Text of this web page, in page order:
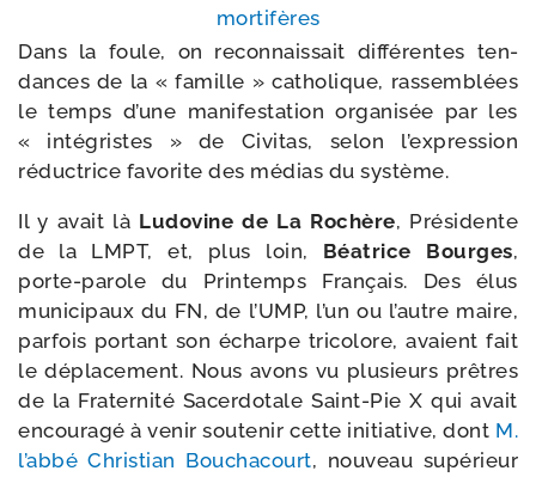
mortifères
Dans la foule, on recon­nais­sait dif­fé­rentes ten­
dances de la « famille » catho­lique, ras­sem­blées
le temps d’une mani­fes­ta­tion orga­ni­sée par les
« inté­gristes » de Civitas, selon l’expression
réduc­trice favo­rite des médias du système.
Il y avait là Ludovine de La Rochère, Présidente
de la LMPT, et, plus loin, Béatrice Bourges,
porte-​parole du Printemps Français. Des élus
muni­ci­paux du FN, de l’UMP, l’un ou l’autre maire,
par­fois por­tant son écharpe tri­co­lore, avaient fait
le dépla­ce­ment. Nous avons vu plu­sieurs prêtres
de la Fraternité Sacerdotale Saint-​Pie X qui avait
encou­ra­gé à venir sou­te­nir cette ini­tia­tive, dont M.
l’abbé Christian Bouchacourt, nou­veau supé­rieur